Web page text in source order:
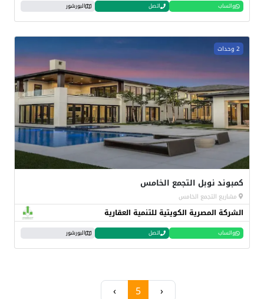
واتساب اتصل البورشور
2 وحدات
كمبوند نوبل التجمع الخامس
مشاريع التجمع الخامس
الشركة المصرية الكويتية للتنمية العقارية
واتساب اتصل البورشور
‹
5
›